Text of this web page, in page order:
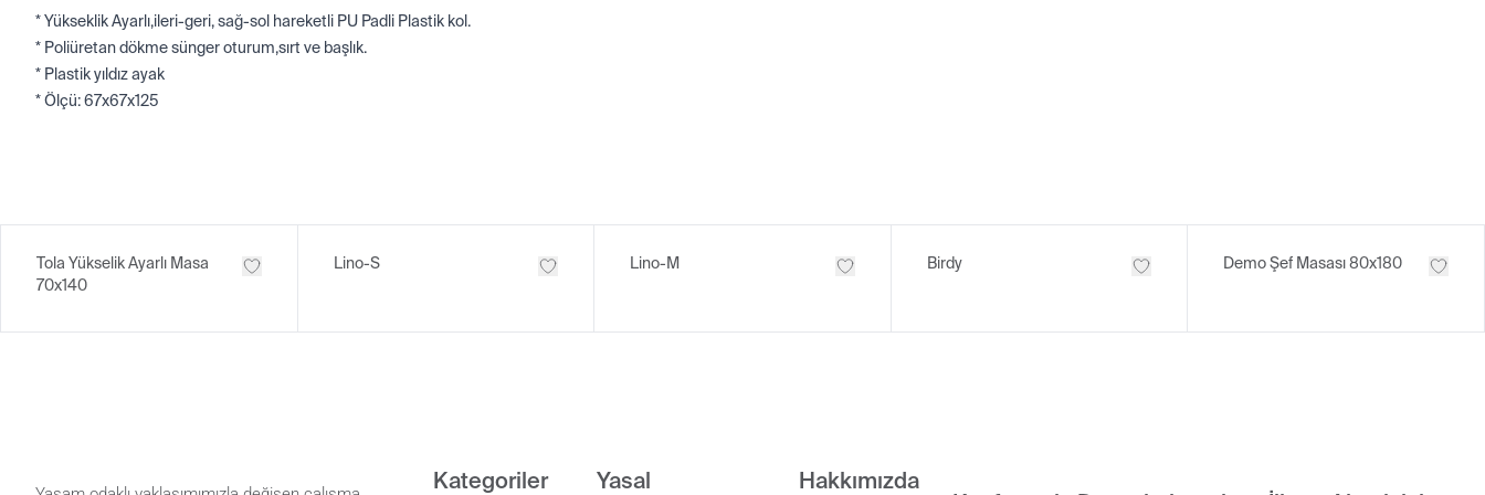
* Yükseklik Ayarlı,ileri-geri, sağ-sol hareketli PU Padli Plastik kol.
* Poliüretan dökme sünger oturum,sırt ve başlık.
* Plastik yıldız ayak
* Ölçü: 67x67x125
Tola Yükselik Ayarlı Masa
70x140
Lino-S Lino-M Birdy Demo Şef Masası 80x180
Kategoriler Yasal Hakkımızda